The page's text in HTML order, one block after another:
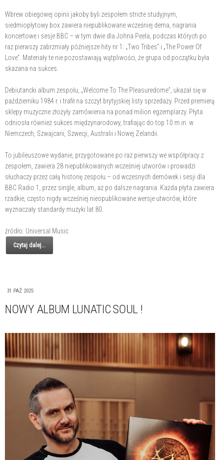
Wbrew obiegowej opinii jakoby byli zespołem stricte studyjnym,
siedmiopłytowy box zawiera niepublikowane wcześniej dema, nagrania
koncertowe i sesje BBC – w tym dwie dla Johna Peela, podczas których po
raz pierwszy zabrzmiały późniejsze hity nr 1: „Two Tribes” i „The Power Of
Love”. Materiały te nie pozostawiają wątpliwości, że grupa od początku była
skazana na sukces.
Debiutancki album zespołu, „Welcome To The Pleasuredome”, ukazał się w
październiku 1984 r. i trafił na szczyt brytyjskiej listy sprzedaży. Przed premierą
sklepy muzyczne złożyły zamówienia na ponad milion egzemplarzy. Płyta
odniosła również sukces międzynarodowy, trafiając do top 10 m.in. w
Niemczech, Szwajcarii, Szwecji, Australii i Nowej Zelandii.
To jubileuszowe wydanie, przygotowane po raz pierwszy we współpracy z
zespołem, zawiera 28 niepublikowanych wcześniej utworów i prowadzi
słuchaczy przez całą historię zespołu – od wczesnych demówek i sesji dla
BBC Radio 1, przez single, album, aż po dalsze nagrania. Każda płyta zawiera
rzadkie, często nigdy wcześniej nieopublikowane wersje utworów, które
wyznaczały standardy muzyki lat 80.
źródło: Universal Music
Czytaj dalej...
31 PAŹ 2025
NOWY ALBUM LUNATIC SOUL !